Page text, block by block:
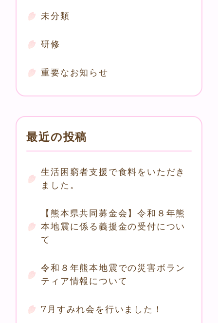
未分類
研修
重要なお知らせ
最近の投稿
生活困窮者支援で食料をいただき
ました。
【熊本県共同募金会】令和８年熊
本地震に係る義援金の受付につい
て
令和８年熊本地震での災害ボラン
ティア情報について
7月すみれ会を行いました！